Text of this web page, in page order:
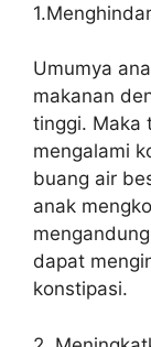
Umumya
makanan
tinggi. Maka
mengalami
buang air
anak
dapat
konstipasi.